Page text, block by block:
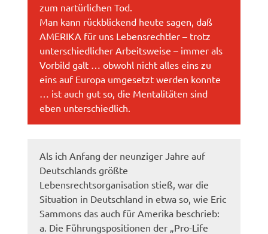
zum nartürlichen Tod.
Man kann rückblickend heute sagen, daß
AMERIKA für uns Lebensrechtler – trotz
unterschiedlicher Arbeitsweise – immer als
Vorbild galt … obwohl nicht alles eins zu
eins auf Europa umgesetzt werden konnte
… ist auch gut so, die Mentalitäten sind
eben unterschiedlich.
Als ich Anfang der neunziger Jahre auf
Deutschlands größte
Lebensrechtsorganisation stieß, war die
Situation in Deutschland in etwa so, wie Eric
Sammons das auch für Amerika beschrieb:
a. Die Führungspositionen der „Pro-Life